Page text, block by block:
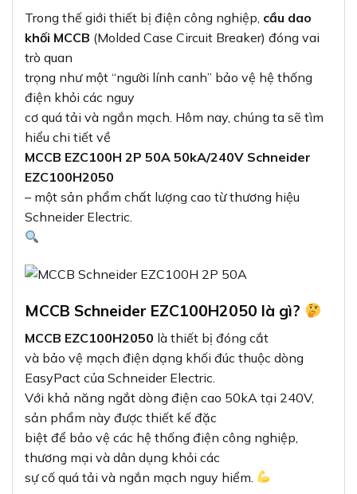
Trong thế giới thiết bị điện công nghiệp, cầu dao
khối MCCB (Molded Case Circuit Breaker) đóng vai
trò quan
trọng như một “người lính canh” bảo vệ hệ thống
điện khỏi các nguy
cơ quá tải và ngắn mạch. Hôm nay, chúng ta sẽ tìm
hiểu chi tiết về
MCCB EZC100H 2P 50A 50kA/240V Schneider
EZC100H2050
– một sản phẩm chất lượng cao từ thương hiệu
Schneider Electric.
MCCB Schneider EZC100H2050 là gì?
MCCB EZC100H2050 là thiết bị đóng cắt
và bảo vệ mạch điện dạng khối đúc thuộc dòng
EasyPact của Schneider Electric.
Với khả năng ngắt dòng điện cao 50kA tại 240V,
sản phẩm này được thiết kế đặc
biệt để bảo vệ các hệ thống điện công nghiệp,
thương mại và dân dụng khỏi các
sự cố quá tải và ngắn mạch nguy hiểm.